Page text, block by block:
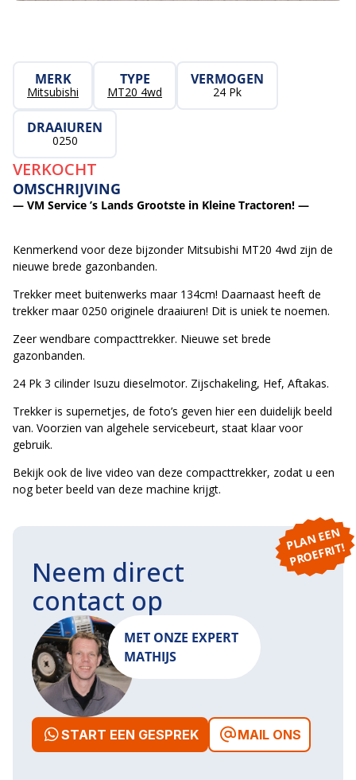
MERK
Mitsubishi
TYPE
MT20 4wd
VERMOGEN
24 Pk
DRAAIUREN
0250
VERKOCHT
OMSCHRIJVING
— VM Service ’s Lands Grootste in Kleine Tractoren! —
Kenmerkend voor deze bijzonder Mitsubishi MT20 4wd zijn de
nieuwe brede gazonbanden.
Trekker meet buitenwerks maar 134cm! Daarnaast heeft de
trekker maar 0250 originele draaiuren! Dit is uniek te noemen.
Zeer wendbare compacttrekker. Nieuwe set brede
gazonbanden.
24 Pk 3 cilinder Isuzu dieselmotor. Zijschakeling, Hef, Aftakas.
Trekker is supernetjes, de foto’s geven hier een duidelijk beeld
van. Voorzien van algehele servicebeurt, staat klaar voor
gebruik.
Bekijk ook de live video van deze compacttrekker, zodat u een
nog beter beeld van deze machine krijgt.
P
L
A
N
E
E
N
P
R
O
E
F
RI
T!
Neem direct
contact op
MET ONZE EXPERT
MATHIJS
START EEN GESPREK MAIL ONS